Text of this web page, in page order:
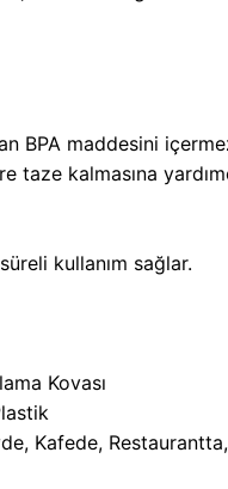
BPA maddesini
taze kalmasına
kullanım sağlar.
Kovası
Kafede,